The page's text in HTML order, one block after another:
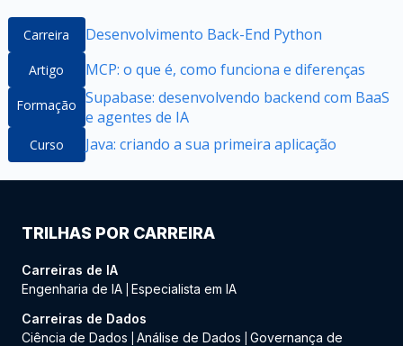
Carreira Desenvolvimento Back-End Python
Artigo MCP: o que é, como funciona e diferenças
Formação Supabase: desenvolvendo backend com BaaS
e agentes de IA
Curso Java: criando a sua primeira aplicação
TRILHAS POR CARREIRA
Carreiras de IA
Engenharia de IA Especialista em IA
Carreiras de Dados
Ciência de Dados
Análise de Dados
Governança de